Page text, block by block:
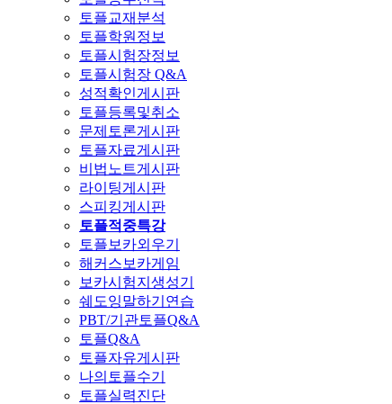
토플교재분석
토플학원정보
토플시험장정보
토플시험장 Q&A
성적확인게시판
토플등록및취소
문제토론게시판
토플자료게시판
비법노트게시판
라이팅게시판
스피킹게시판
토플적중특강
토플보카외우기
해커스보카게임
보카시험지생성기
쉐도잉말하기연습
PBT/기관토플Q&A
토플Q&A
토플자유게시판
나의토플수기
토플실력진단